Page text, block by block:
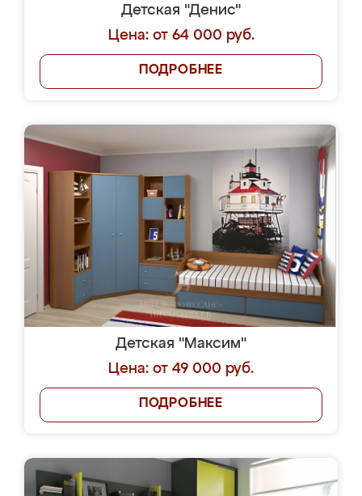
Детская "Денис"
Цена: от 64 000 руб.
ПОДРОБНЕЕ
Детская "Максим"
Цена: от 49 000 руб.
ПОДРОБНЕЕ